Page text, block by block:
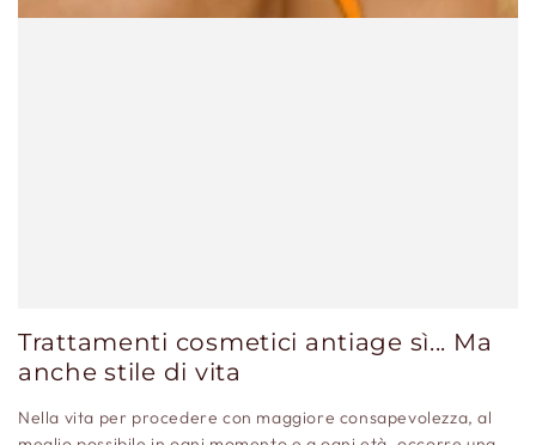
Trattamenti cosmetici antiage sì... Ma
anche stile di vita
Nella vita per procedere con maggiore consapevolezza, al